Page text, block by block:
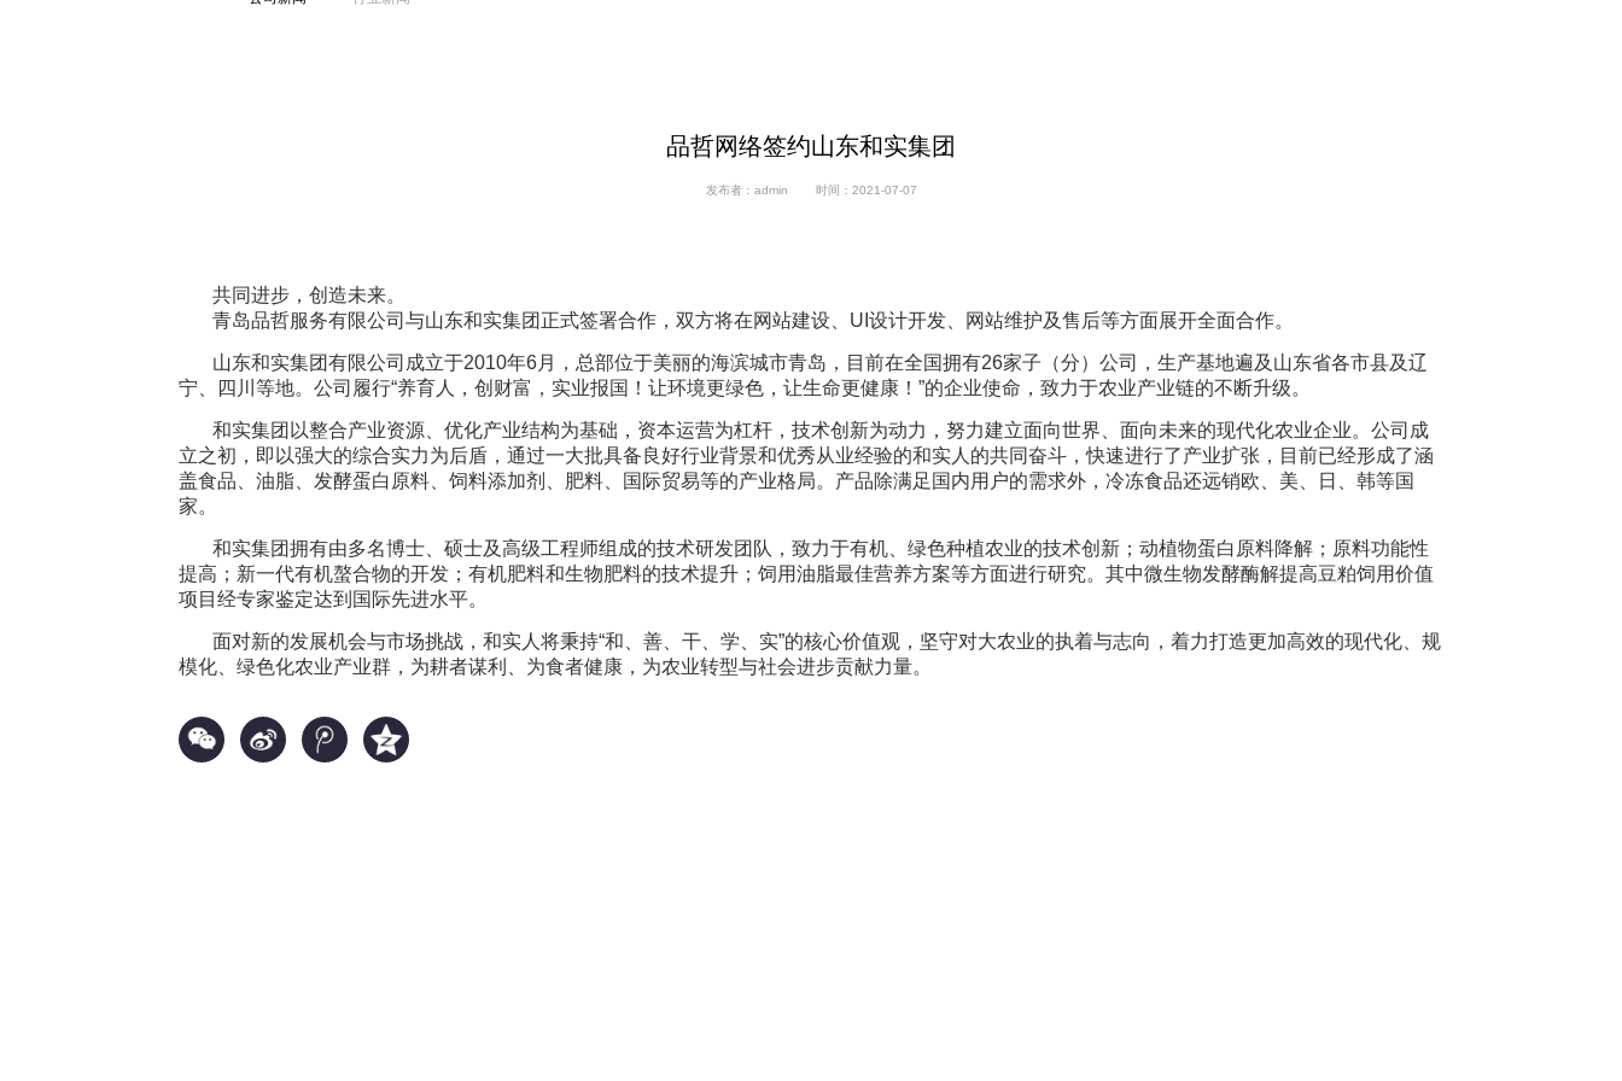
品哲网络签约山东和实集团
发布者：admin 时间：2021-07-07
共同进步，创造未来。
青岛品哲服务有限公司与山东和实集团正式签署合作，双方将在网站建设、UI设计开发、网站维护及售后等方面展开全面合作。
山东和实集团有限公司成立于2010年6月，总部位于美丽的海滨城市青岛，目前在全国拥有26家子（分）公司，生产基地遍及山东省各市县及辽
宁、四川等地。公司履行“养育人，创财富，实业报国！让环境更绿色，让生命更健康！”的企业使命，致力于农业产业链的不断升级。
和实集团以整合产业资源、优化产业结构为基础，资本运营为杠杆，技术创新为动力，努力建立面向世界、面向未来的现代化农业企业。公司成
立之初，即以强大的综合实力为后盾，通过一大批具备良好行业背景和优秀从业经验的和实人的共同奋斗，快速进行了产业扩张，目前已经形成了涵
盖食品、油脂、发酵蛋白原料、饲料添加剂、肥料、国际贸易等的产业格局。产品除满足国内用户的需求外，冷冻食品还远销欧、美、日、韩等国
家。
和实集团拥有由多名博士、硕士及高级工程师组成的技术研发团队，致力于有机、绿色种植农业的技术创新；动植物蛋白原料降解；原料功能性
提高；新一代有机螯合物的开发；有机肥料和生物肥料的技术提升；饲用油脂最佳营养方案等方面进行研究。其中微生物发酵酶解提高豆粕饲用价值
项目经专家鉴定达到国际先进水平。
面对新的发展机会与市场挑战，和实人将秉持“和、善、干、学、实”的核心价值观，坚守对大农业的执着与志向，着力打造更加高效的现代化、规
模化、绿色化农业产业群，为耕者谋利、为食者健康，为农业转型与社会进步贡献力量。